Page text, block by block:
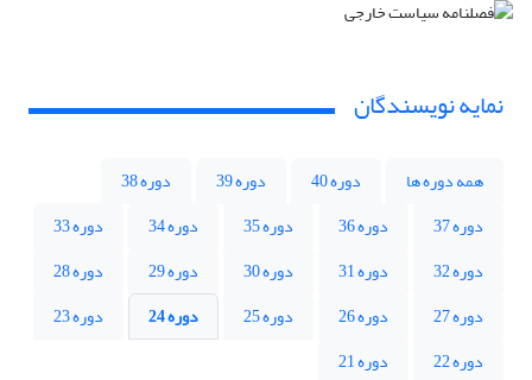
نمایه نویسندگان
همه دوره ها دوره 40 دوره 39
دوره 38
دوره 37
دوره 36 دوره 35 دوره 34
دوره 33
دوره 32
دوره 31 دوره 30 دوره 29
دوره 28
دوره 27
دوره 26 دوره 25 دوره 24
دوره 23
دوره 22
دوره 21